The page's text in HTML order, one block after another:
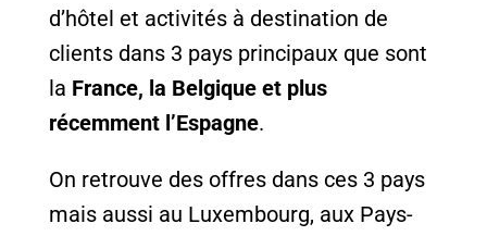
d’hôtel et activités à destination de
clients dans 3 pays principaux que sont
la France, la Belgique et plus
récemment l’Espagne.
On retrouve des offres dans ces 3 pays
mais aussi au Luxembourg, aux Pays-